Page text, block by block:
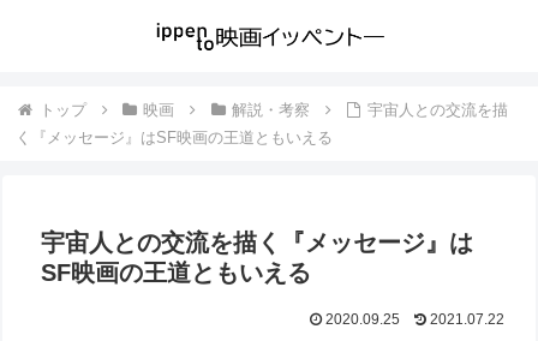
トップ 映画 解説・考察
宇宙人との交流を描
く『メッセージ』はSF映画の王道ともいえる
宇宙人との交流を描く『メッセージ』は
SF映画の王道ともいえる
2020.09.25 2021.07.22